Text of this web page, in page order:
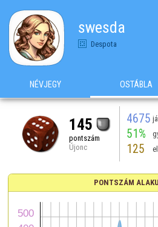
swesda
Despota
NÉVJEGY OSTÁBLA
145
pontszám
Újonc
4675
51%
125
PONTSZÁM